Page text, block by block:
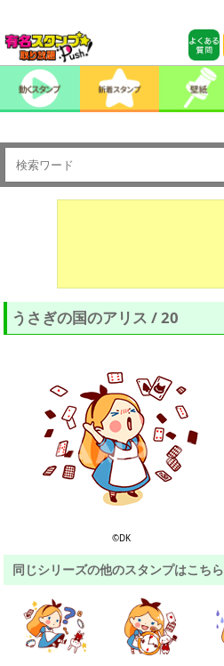
うさぎの国のアリス / 20
©DK
同じシリーズの他のスタンプはこちら